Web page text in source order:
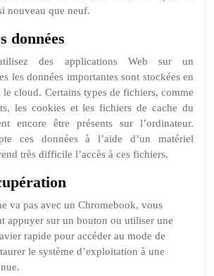
nouveau que neuf.
données
des applications Web sur un
les données importantes sont stockées en
le cloud. Certains types de fichiers, comme
les cookies et les fichiers de cache du
encore être présents sur l’ordinateur.
ces données à l’aide d’un matériel
très difficile l’accès à ces fichiers.
va pas avec un Chromebook, vous
appuyer sur un bouton ou utiliser une
rapide pour accéder au mode de
le système d’exploitation à une